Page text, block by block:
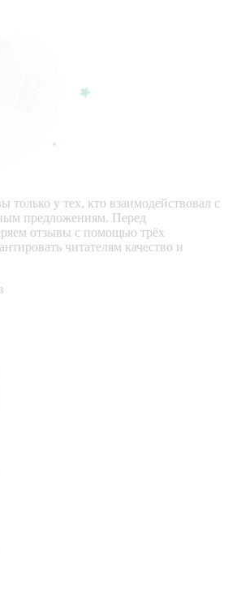
только у тех, кто взаимодействовал с
предложениям. Перед
отзывы с помощью трёх
читателям качество и